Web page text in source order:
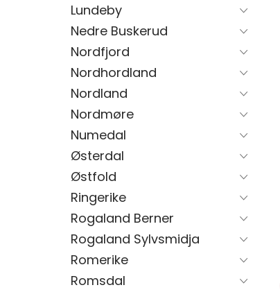
Lundeby
Nedre Buskerud
Nordfjord
Nordhordland
Nordland
Nordmøre
Numedal
Østerdal
Østfold
Ringerike
Rogaland Berner
Rogaland Sylvsmidja
Romerike
Romsdal